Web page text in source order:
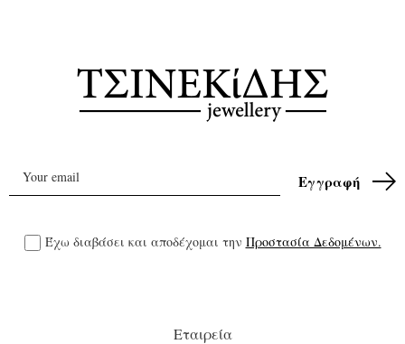
Έχω διαβάσει και αποδέχομαι την Προστασία Δεδομένων.
Εταιρεία